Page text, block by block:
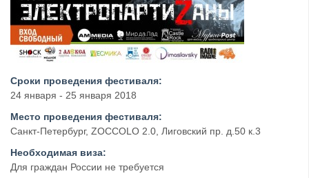
Сроки проведения фестиваля:
24 января - 25 января 2018
Место проведения фестиваля:
Санкт-Петербург, ZOCCOLO 2.0, Лиговский пр. д.50 к.3
Необходимая виза:
Для граждан России не требуется